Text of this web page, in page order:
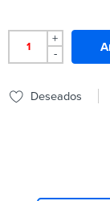
+
-
Deseados